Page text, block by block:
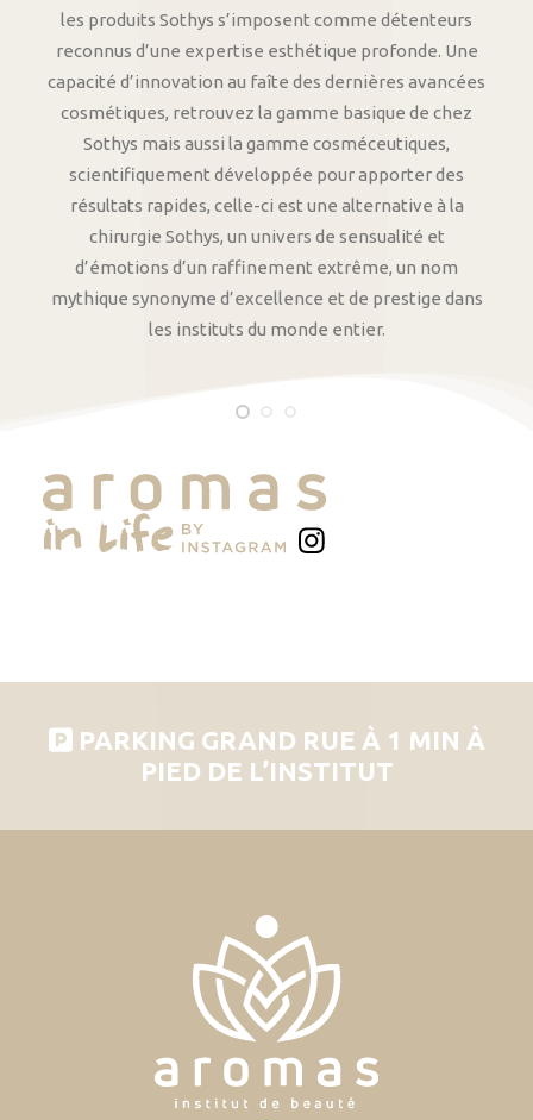
les produits Sothys s’imposent comme détenteurs
reconnus d’une expertise esthétique profonde. Une
capacité d’innovation au faîte des dernières avancées
cosmétiques, retrouvez la gamme basique de chez
Sothys mais aussi la gamme cosméceutiques,
scientifiquement développée pour apporter des
résultats rapides, celle-ci est une alternative à la
chirurgie Sothys, un univers de sensualité et
d’émotions d’un raffinement extrême, un nom
mythique synonyme d’excellence et de prestige dans
les instituts du monde entier.
PARKING GRAND RUE À 1 MIN À
PIED DE L’INSTITUT